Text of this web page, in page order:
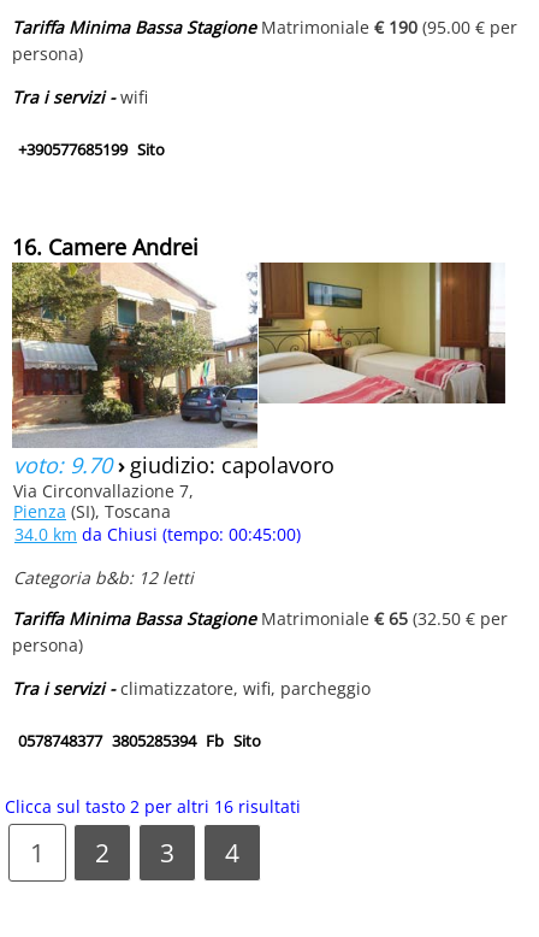
Tariffa Minima Bassa StagioneMatrimoniale € 190 (95.00 € per
persona)
Tra i servizi -wifi
+390577685199 Sito
16. Camere Andrei
voto: 9.70› giudizio: capolavoro
Via Circonvallazione 7,
Pienza (SI), Toscana
34.0 km da Chiusi (tempo: 00:45:00)
Categoria b&b: 12 letti
Tariffa Minima Bassa StagioneMatrimoniale € 65 (32.50 € per
persona)
Tra i servizi -climatizzatore, wifi, parcheggio
0578748377 3805285394 Fb Sito
Clicca sul tasto 2 per altri 16 risultati
1 2 3 4